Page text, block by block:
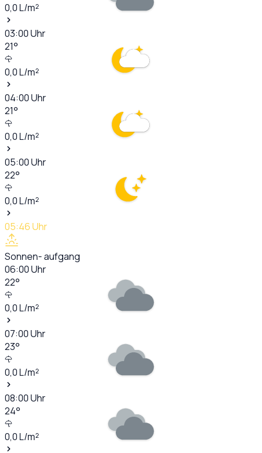
0,0L/m²
03:00Uhr
21°
0,0L/m²
04:00Uhr
21°
0,0L/m²
05:00Uhr
22°
0,0L/m²
05:46Uhr
Sonnen- aufgang
06:00Uhr
22°
0,0L/m²
07:00Uhr
23°
0,0L/m²
08:00Uhr
24°
0,0L/m²